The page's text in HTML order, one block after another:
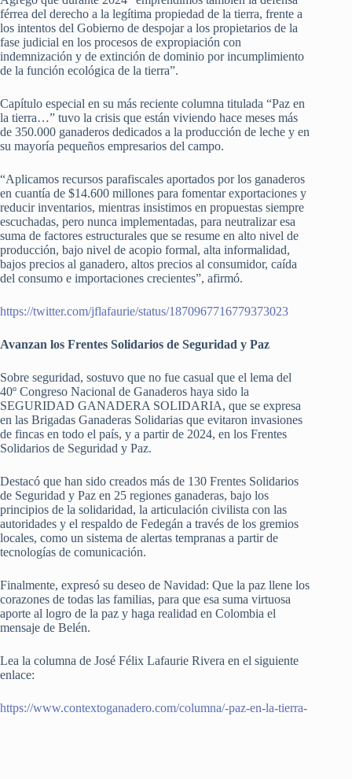
férrea del derecho a la legítima propiedad de la tierra, frente a
los intentos del Gobierno de despojar a los propietarios de la
fase judicial en los procesos de expropiación con
indemnización y de extinción de dominio por incumplimiento
de la función ecológica de la tierra”.
Capítulo especial en su más reciente columna titulada “Paz en
la tierra…” tuvo la crisis que están viviendo hace meses más
de 350.000 ganaderos dedicados a la producción de leche y en
su mayoría pequeños empresarios del campo.
“Aplicamos recursos parafiscales aportados por los ganaderos
en cuantía de $14.600 millones para fomentar exportaciones y
reducir inventarios, mientras insistimos en propuestas siempre
escuchadas, pero nunca implementadas, para neutralizar esa
suma de factores estructurales que se resume en alto nivel de
producción, bajo nivel de acopio formal, alta informalidad,
bajos precios al ganadero, altos precios al consumidor, caída
del consumo e importaciones crecientes”, afirmó.
https://twitter.com/jflafaurie/status/1870967716779373023
Avanzan los Frentes Solidarios de Seguridad y Paz
Sobre seguridad, sostuvo que no fue casual que el lema del
40º Congreso Nacional de Ganaderos haya sido la
SEGURIDAD GANADERA SOLIDARIA, que se expresa
en las Brigadas Ganaderas Solidarias que evitaron invasiones
de fincas en todo el país, y a partir de 2024, en los Frentes
Solidarios de Seguridad y Paz.
Destacó que han sido creados más de 130 Frentes Solidarios
de Seguridad y Paz en 25 regiones ganaderas, bajo los
principios de la solidaridad, la articulación civilista con las
autoridades y el respaldo de Fedegán a través de los gremios
locales, como un sistema de alertas tempranas a partir de
tecnologías de comunicación.
Finalmente, expresó su deseo de Navidad: Que la paz llene los
corazones de todas las familias, para que esa suma virtuosa
aporte al logro de la paz y haga realidad en Colombia el
mensaje de Belén.
Lea la columna de José Félix Lafaurie Rivera en el siguiente
enlace:
https://www.contextoganadero.com/columna/-paz-en-la-tierra-